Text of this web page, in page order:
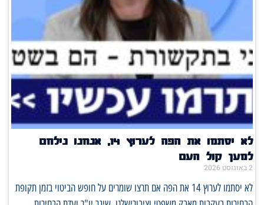
לא יסתמו את הפה לערוץ 14, אנחנו נילחם
למען קול העם
2 באוגוסט 2026
לא יסתמו לערוץ 14 את הפה אם תרצו שומרים על חופש הביטוי בזמן תקופת